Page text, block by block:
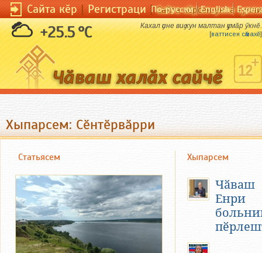
Сайта кӗр|Регистраци|Сайта кӗрсен унпа
По-русски English
+25.5 °C Кахал ҫине виҫ кун малтан ҫумӑр ӳкнӗ.
[ваттисен сӑмахӗ]
Хыпарсем: Сӗнтӗрвӑрри
Статьясем Хыпарсем
Чӑваш
Енри